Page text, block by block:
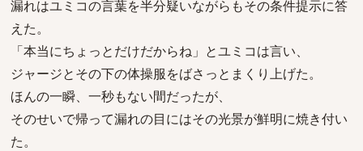
漏れはユミコの言葉を半分疑いながらもその条件提示に答
えた。
「本当にちょっとだけだからね」とユミコは言い、
ジャージとその下の体操服をばさっとまくり上げた。
ほんの一瞬、一秒もない間だったが、
そのせいで帰って漏れの目にはその光景が鮮明に焼き付い
た。